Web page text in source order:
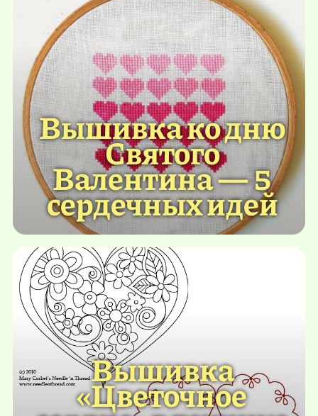
Вышивка ко дню
Святого
Валентина — 5
сердечных идей
Вышивка
«Цветочное